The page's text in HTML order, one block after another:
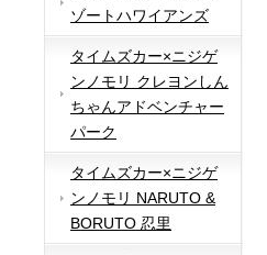
ゾートハワイアンズ
タイムズカー×ニジゲ
ンノモリ クレヨンしん
ちゃんアドベンチャー
パーク
タイムズカー×ニジゲ
ンノモリ NARUTO &
BORUTO 忍里